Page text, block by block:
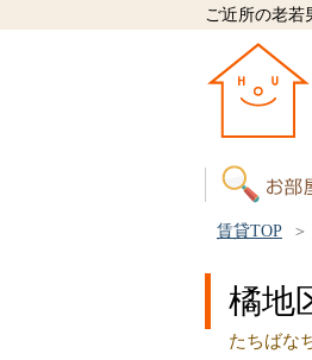
ご近所の老若
賃貸TOP
橘地
たちばな